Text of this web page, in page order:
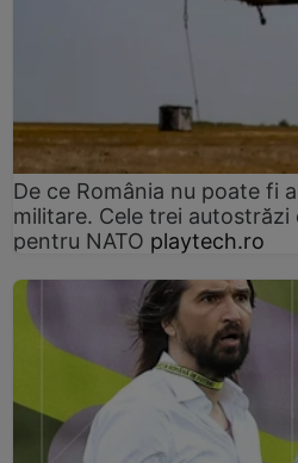
De ce România nu poate fi
militare. Cele trei
pentru NATO playtech.ro